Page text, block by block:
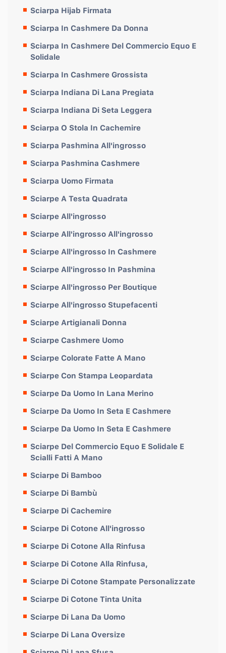
Sciarpa Hijab Firmata
Sciarpa In Cashmere Da Donna
Sciarpa In Cashmere Del Commercio Equo E
Solidale
Sciarpa In Cashmere Grossista
Sciarpa Indiana Di Lana Pregiata
Sciarpa Indiana Di Seta Leggera
Sciarpa O Stola In Cachemire
Sciarpa Pashmina All'ingrosso
Sciarpa Pashmina Cashmere
Sciarpa Uomo Firmata
Sciarpe A Testa Quadrata
Sciarpe All'ingrosso
Sciarpe All'ingrosso All'ingrosso
Sciarpe All'ingrosso In Cashmere
Sciarpe All'ingrosso In Pashmina
Sciarpe All'ingrosso Per Boutique
Sciarpe All'ingrosso Stupefacenti
Sciarpe Artigianali Donna
Sciarpe Cashmere Uomo
Sciarpe Colorate Fatte A Mano
Sciarpe Con Stampa Leopardata
Sciarpe Da Uomo In Lana Merino
Sciarpe Da Uomo In Seta E Cashmere
Sciarpe Da Uomo In Seta E Cashmere
Sciarpe Del Commercio Equo E Solidale E
Scialli Fatti A Mano
Sciarpe Di Bamboo
Sciarpe Di Bambù
Sciarpe Di Cachemire
Sciarpe Di Cotone All'ingrosso
Sciarpe Di Cotone Alla Rinfusa
Sciarpe Di Cotone Alla Rinfusa,
Sciarpe Di Cotone Stampate Personalizzate
Sciarpe Di Cotone Tinta Unita
Sciarpe Di Lana Da Uomo
Sciarpe Di Lana Oversize